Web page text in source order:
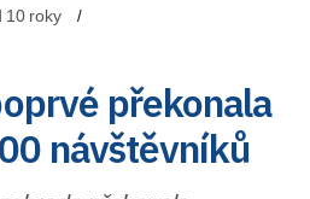
10 roky
překonala
návštěvníků